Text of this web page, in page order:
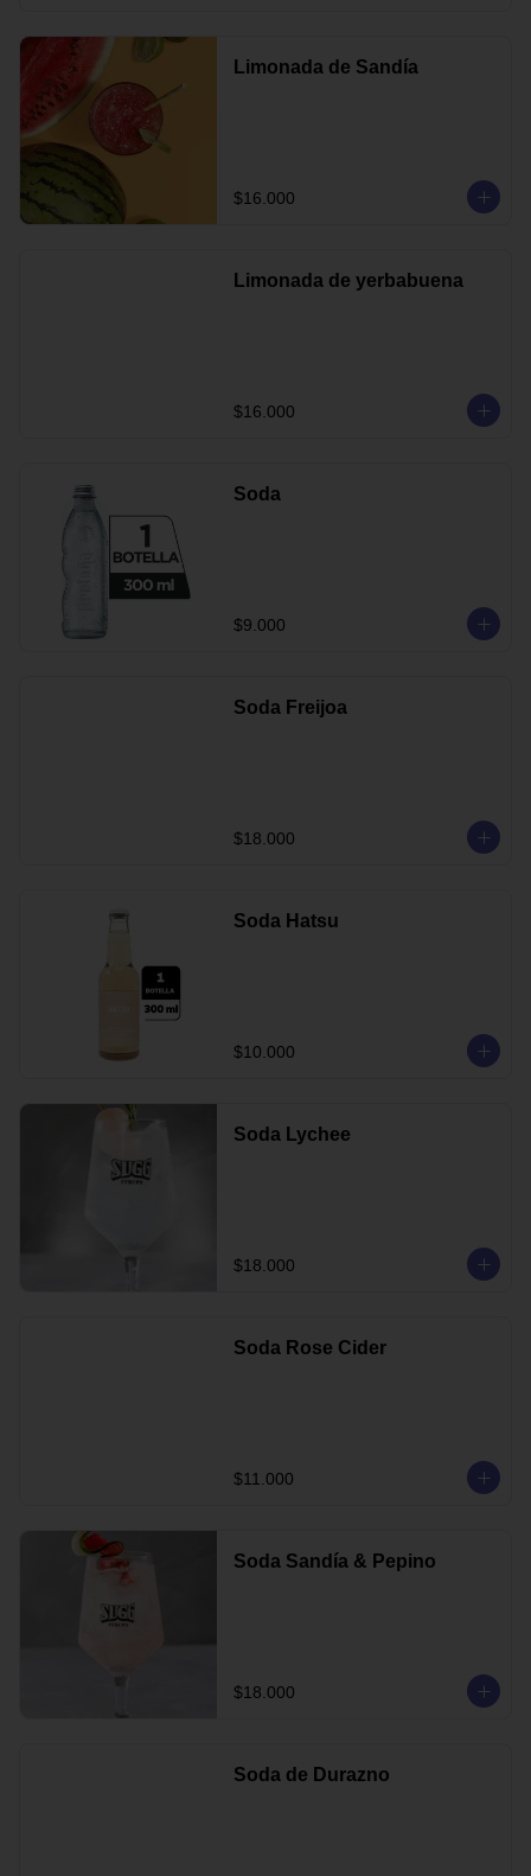
Limonada de Sandía
$16.000
Limonada de yerbabuena
$16.000
Soda
$9.000
Soda Freijoa
$18.000
Soda Hatsu
$10.000
Soda Lychee
$18.000
Soda Rose Cider
$11.000
Soda Sandía & Pepino
$18.000
Soda de Durazno